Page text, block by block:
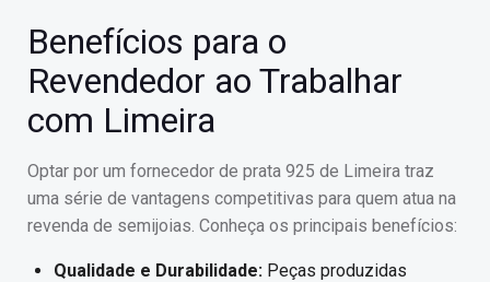
Benefícios para o
Revendedor ao Trabalhar
com Limeira
Optar por um fornecedor de prata 925 de Limeira traz
uma série de vantagens competitivas para quem atua na
revenda de semijoias. Conheça os principais benefícios:
Qualidade e Durabilidade: Peças produzidas